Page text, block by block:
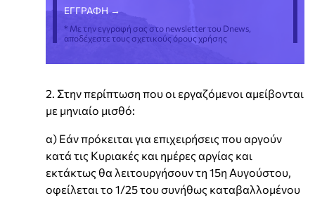
* Με την εγγραφή σας στο newsletter του Dnews,
αποδέχεστε τους σχετικούς όρους χρήσης
2. Στην περίπτωση που οι εργαζόμενοι αμείβονται
με μηνιαίο μισθό:
α) Εάν πρόκειται για επιχειρήσεις που αργούν
κατά τις Κυριακές και ημέρες αργίας και
εκτάκτως θα λειτουργήσουν τη 15η Aυγούστου,
οφείλεται το 1/25 του συνήθως καταβαλλομένου